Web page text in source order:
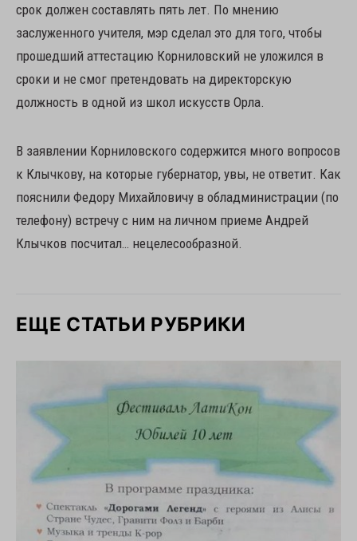
срок должен составлять пять лет. По мнению
заслуженного учителя, мэр сделал это для того, чтобы
прошедший аттестацию Корниловский не уложился в
сроки и не смог претендовать на директорскую
должность в одной из школ искусств Орла.
В заявлении Корниловского содержится много вопросов
к Клычкову, на которые губернатор, увы, не ответит. Как
пояснили Федору Михайловичу в обладминистрации (по
телефону) встречу с ним на личном приеме Андрей
Клычков посчитал… нецелесообразной.
ЕЩЕ СТАТЬИ РУБРИКИ